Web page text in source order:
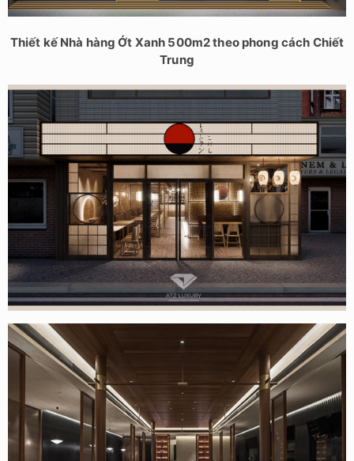
Thiết kế Nhà hàng Ớt Xanh 500m2 theo phong cách Chiết
Trung
Thiết kế nhà hàng nhật bản Kokeshi đẹp